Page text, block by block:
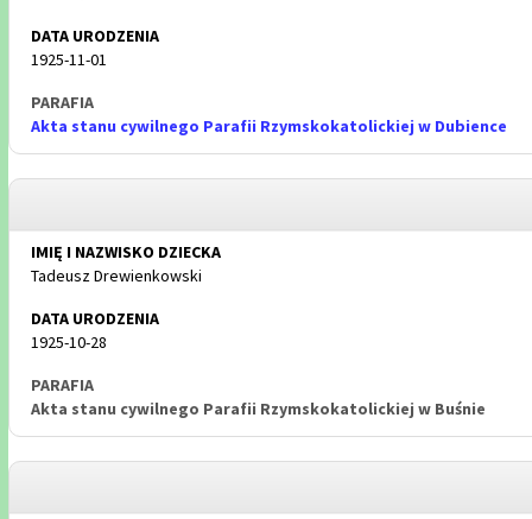
1925-11-01
Akta stanu cywilnego Parafii Rzymskokatolickiej w Dubience
Tadeusz Drewienkowski
1925-10-28
Akta stanu cywilnego Parafii Rzymskokatolickiej w Buśnie